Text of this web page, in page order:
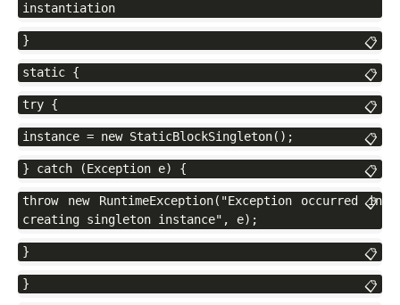
instantiation
} 📋
static { 📋
try { 📋
instance = new StaticBlockSingleton(); 📋
} catch (Exception e) { 📋
throw new RuntimeException("Exception occurred in
creating singleton instance", e);
📋
} 📋
} 📋